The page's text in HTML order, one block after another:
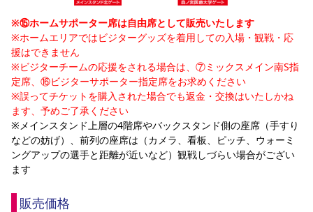
※⑮ホームサポーター席は自由席として販売いたします
※ホームエリアではビジターグッズを着用しての入場・観戦・応
援はできません
※ビジターチームの応援をされる場合は、⑦ミックスメイン南S指
定席、⑯ビジターサポーター指定席をお求めください
※誤ってチケットを購入された場合でも返金・交換はいたしかね
ます、予めご了承ください
※メインスタンド上層の4階席やバックスタンド側の座席（手すり
などの妨げ）、前列の座席は（カメラ、看板、ピッチ、ウォーミ
ングアップの選手と距離が近いなど）観戦しづらい場合がござい
ます
販売価格